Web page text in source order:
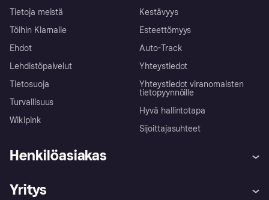
Tietoja meistä
Töihin Klarnalle
Ehdot
Lehdistöpalvelut
Tietosuoja
Turvallisuus
Wikipink
Kestävyys
Esteettömyys
Auto-Track
Yhteystiedot
Yhteystiedot viranomaisten
tietopyynnöille
Hyvä hallintotapa
Sijoittajasuhteet
Henkilöasiakas
Ohje
Yritys